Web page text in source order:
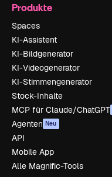
Produkte
Spaces
KI-Assistent
KI-Bildgenerator
KI-Videogenerator
KI-Stimmengenerator
Stock-Inhalte
MCP für Claude/ChatGPT
Agenten Neu
API
Mobile App
Alle Magnific-Tools